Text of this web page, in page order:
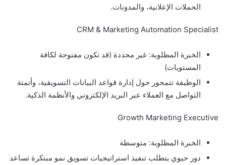
الحملات الإعلانية، والمدونات.
CRM & Marketing Automation Specialist
الخبرة المطلوبة: غير محددة (قد تكون مفتوحة لكافة
المستويات)
الوظيفة تتمحور حول إدارة قواعد البيانات التسويقية، وأتمتة
التواصل مع العملاء عبر البريد الإلكتروني والأنظمة الذكية.
Growth Marketing Executive
الخبرة المطلوبة: متوسطة
دور حيوي يتطلب تنفيذ استراتيجيات تسويق نمو مبتكرة تساعد